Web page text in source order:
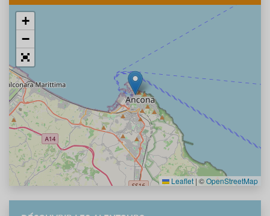
+
−
Leaflet | ©OpenStreetMap